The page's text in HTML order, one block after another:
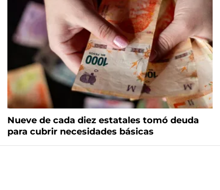
Nueve de cada diez estatales tomó deuda
para cubrir necesidades básicas